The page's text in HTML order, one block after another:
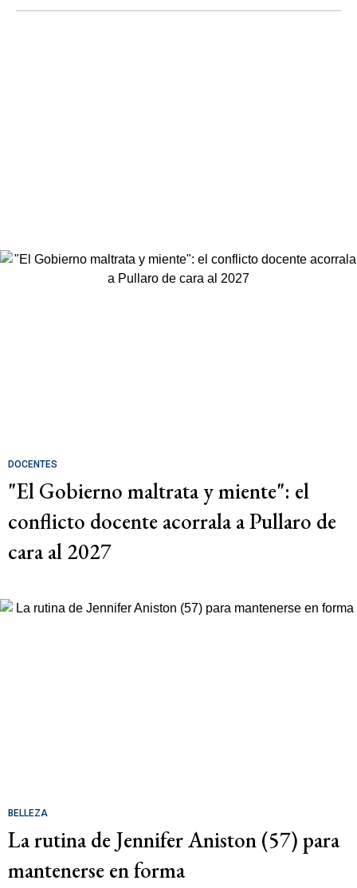
DOCENTES
"El Gobierno maltrata y miente": el
conflicto docente acorrala a Pullaro de
cara al 2027
BELLEZA
La rutina de Jennifer Aniston (57) para
mantenerse en forma